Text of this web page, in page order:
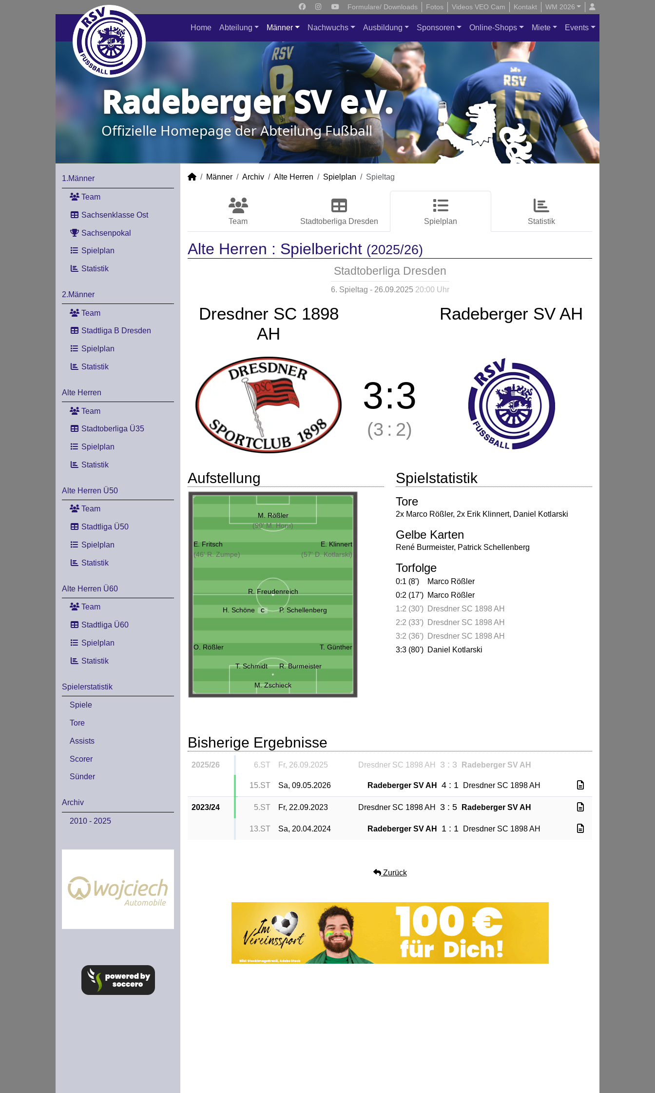
Formulare/ Downloads Fotos Videos VEO Cam Kontakt WM 2026
Home Abteilung Männer Nachwuchs Ausbildung Sponsoren Online-Shops Miete Events
Radeberger SV e.V.
Offizielle Homepage der Abteilung Fußball
1.Männer
Team
Sachsenklasse Ost
Sachsenpokal
Spielplan
Statistik
2.Männer
Team
Stadtliga B Dresden
Spielplan
Statistik
Alte Herren
Team
Stadtoberliga Ü35
Spielplan
Statistik
Alte Herren Ü50
Team
Stadtliga Ü50
Spielplan
Statistik
Alte Herren Ü60
Team
Stadtliga Ü60
Spielplan
Statistik
Spielerstatistik
Spiele
Tore
Assists
Scorer
Sünder
Archiv
2010 - 2025
Männer Archiv Alte Herren Spielplan Spieltag
Team Stadtoberliga Dresden Spielplan Statistik
Alte Herren : Spielbericht (2025/26)
Stadtoberliga Dresden
6. Spieltag - 26.09.2025 20:00 Uhr
Dresdner SC 1898
AH
Radeberger SV AH
3:3
(3 : 2)
Aufstellung
M. Rößler
(90' M. Horn)
E. Fritsch
(46' R. Zumpe)
E. Klinnert
(57' D. Kotlarski)
R. Freudenreich
H. Schöne C P. Schellenberg
O. Rößler T. Günther
T. Schmidt R. Burmeister
M. Zschieck
Spielstatistik
Tore
2x Marco Rößler, 2x Erik Klinnert, Daniel Kotlarski
Gelbe Karten
René Burmeister, Patrick Schellenberg
Torfolge
0:1 (8')
Marco Rößler
0:2 (17') Marco Rößler
1:2 (30')
Dresdner SC 1898 AH
2:2 (33')
Dresdner SC 1898 AH
3:2 (36')
Dresdner SC 1898 AH
3:3 (80') Daniel Kotlarski
Bisherige Ergebnisse
2025/26 6.ST Fr, 26.09.2025 Dresdner SC 1898 AH 3 : 3 Radeberger SV AH
15.ST Sa, 09.05.2026 Radeberger SV AH 4 : 1 Dresdner SC 1898 AH
2023/24 5.ST Fr, 22.09.2023 Dresdner SC 1898 AH 3 : 5 Radeberger SV AH
13.ST Sa, 20.04.2024 Radeberger SV AH 1 : 1 Dresdner SC 1898 AH
Zurück